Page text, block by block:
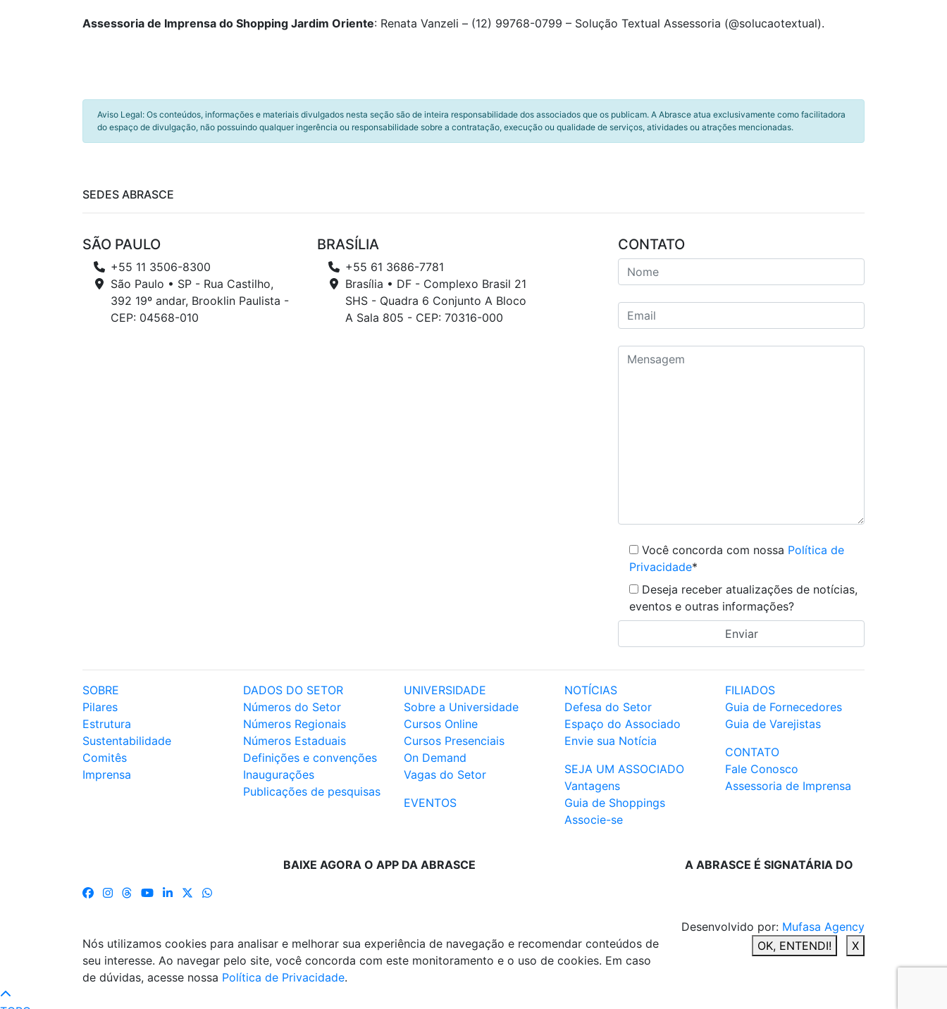
Assessoria de Imprensa do Shopping Jardim Oriente: Renata Vanzeli – (12) 99768-0799 – Solução Textual Assessoria (@solucaotextual).
Aviso Legal: Os conteúdos, informações e materiais divulgados nesta seção são de inteira responsabilidade dos associados que os publicam. A Abrasce atua exclusivamente como facilitadora
do espaço de divulgação, não possuindo qualquer ingerência ou responsabilidade sobre a contratação, execução ou qualidade de serviços, atividades ou atrações mencionadas.
SEDES ABRASCE
SÃO PAULO
+55 11 3506-8300
São Paulo • SP - Rua Castilho,
392 19º andar, Brooklin Paulista -
CEP: 04568-010
BRASÍLIA
+55 61 3686-7781
Brasília • DF - Complexo Brasil 21
SHS - Quadra 6 Conjunto A Bloco
A Sala 805 - CEP: 70316-000
CONTATO
Você concorda com nossa Política de
Privacidade*
Deseja receber atualizações de notícias,
eventos e outras informações?
SOBRE
Pilares
Estrutura
Sustentabilidade
Comitês
Imprensa
DADOS DO SETOR
Números do Setor
Números Regionais
Números Estaduais
Definições e convenções
Inaugurações
Publicações de pesquisas
UNIVERSIDADE
Sobre a Universidade
Cursos Online
Cursos Presenciais
On Demand
Vagas do Setor
EVENTOS
NOTÍCIAS
Defesa do Setor
Espaço do Associado
Envie sua Notícia
SEJA UM ASSOCIADO
Vantagens
Guia de Shoppings
Associe-se
FILIADOS
Guia de Fornecedores
Guia de Varejistas
CONTATO
Fale Conosco
Assessoria de Imprensa
BAIXE AGORA O APP DA ABRASCE A ABRASCE É SIGNATÁRIA DO
Desenvolvido por: Mufasa Agency
Nós utilizamos cookies para analisar e melhorar sua experiência de navegação e recomendar conteúdos de
seu interesse. Ao navegar pelo site, você concorda com este monitoramento e o uso de cookies. Em caso
de dúvidas, acesse nossa Política de Privacidade.
OK, ENTENDI! X